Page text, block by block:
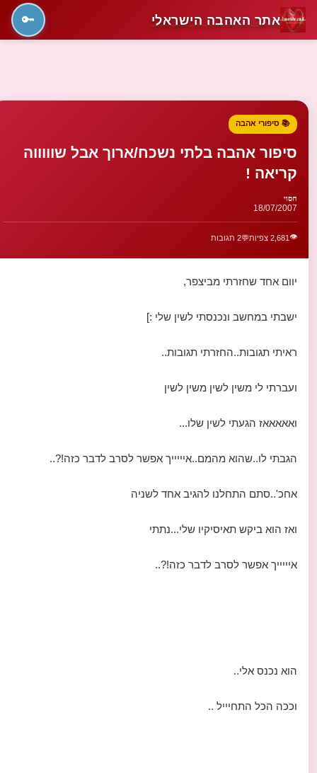
אתר האהבה הישראלי 🔑
📚 סיפורי אהבה
סיפור אהבה בלתי נשכח/ארוך אבל שוווווה
קריאה !
חסוי
18/07/2007
👁️ 2,681 צפיות 💬2 תגובות
יוום אחד שחזרתי מביצפר,
ישבתי במחשב ונכנסתי לשין שלי :]
ראיתי תגובות..החזרתי תגובות..
ועברתי לי משין לשין משין לשין
ואאאאאז הגעתי לשין שלו...
הגבתי לו..שהוא מהמם..איייייך אפשר לסרב לדבר כזה!?..
אחכ'..סתם התחלנו להגיב אחד לשניה
ואז הוא ביקש תאיסיקיו שלי...נתתי
איייייך אפשר לסרב לדבר כזה!?..
הוא נכנס אלי..
וככה הכל התחיייל ..